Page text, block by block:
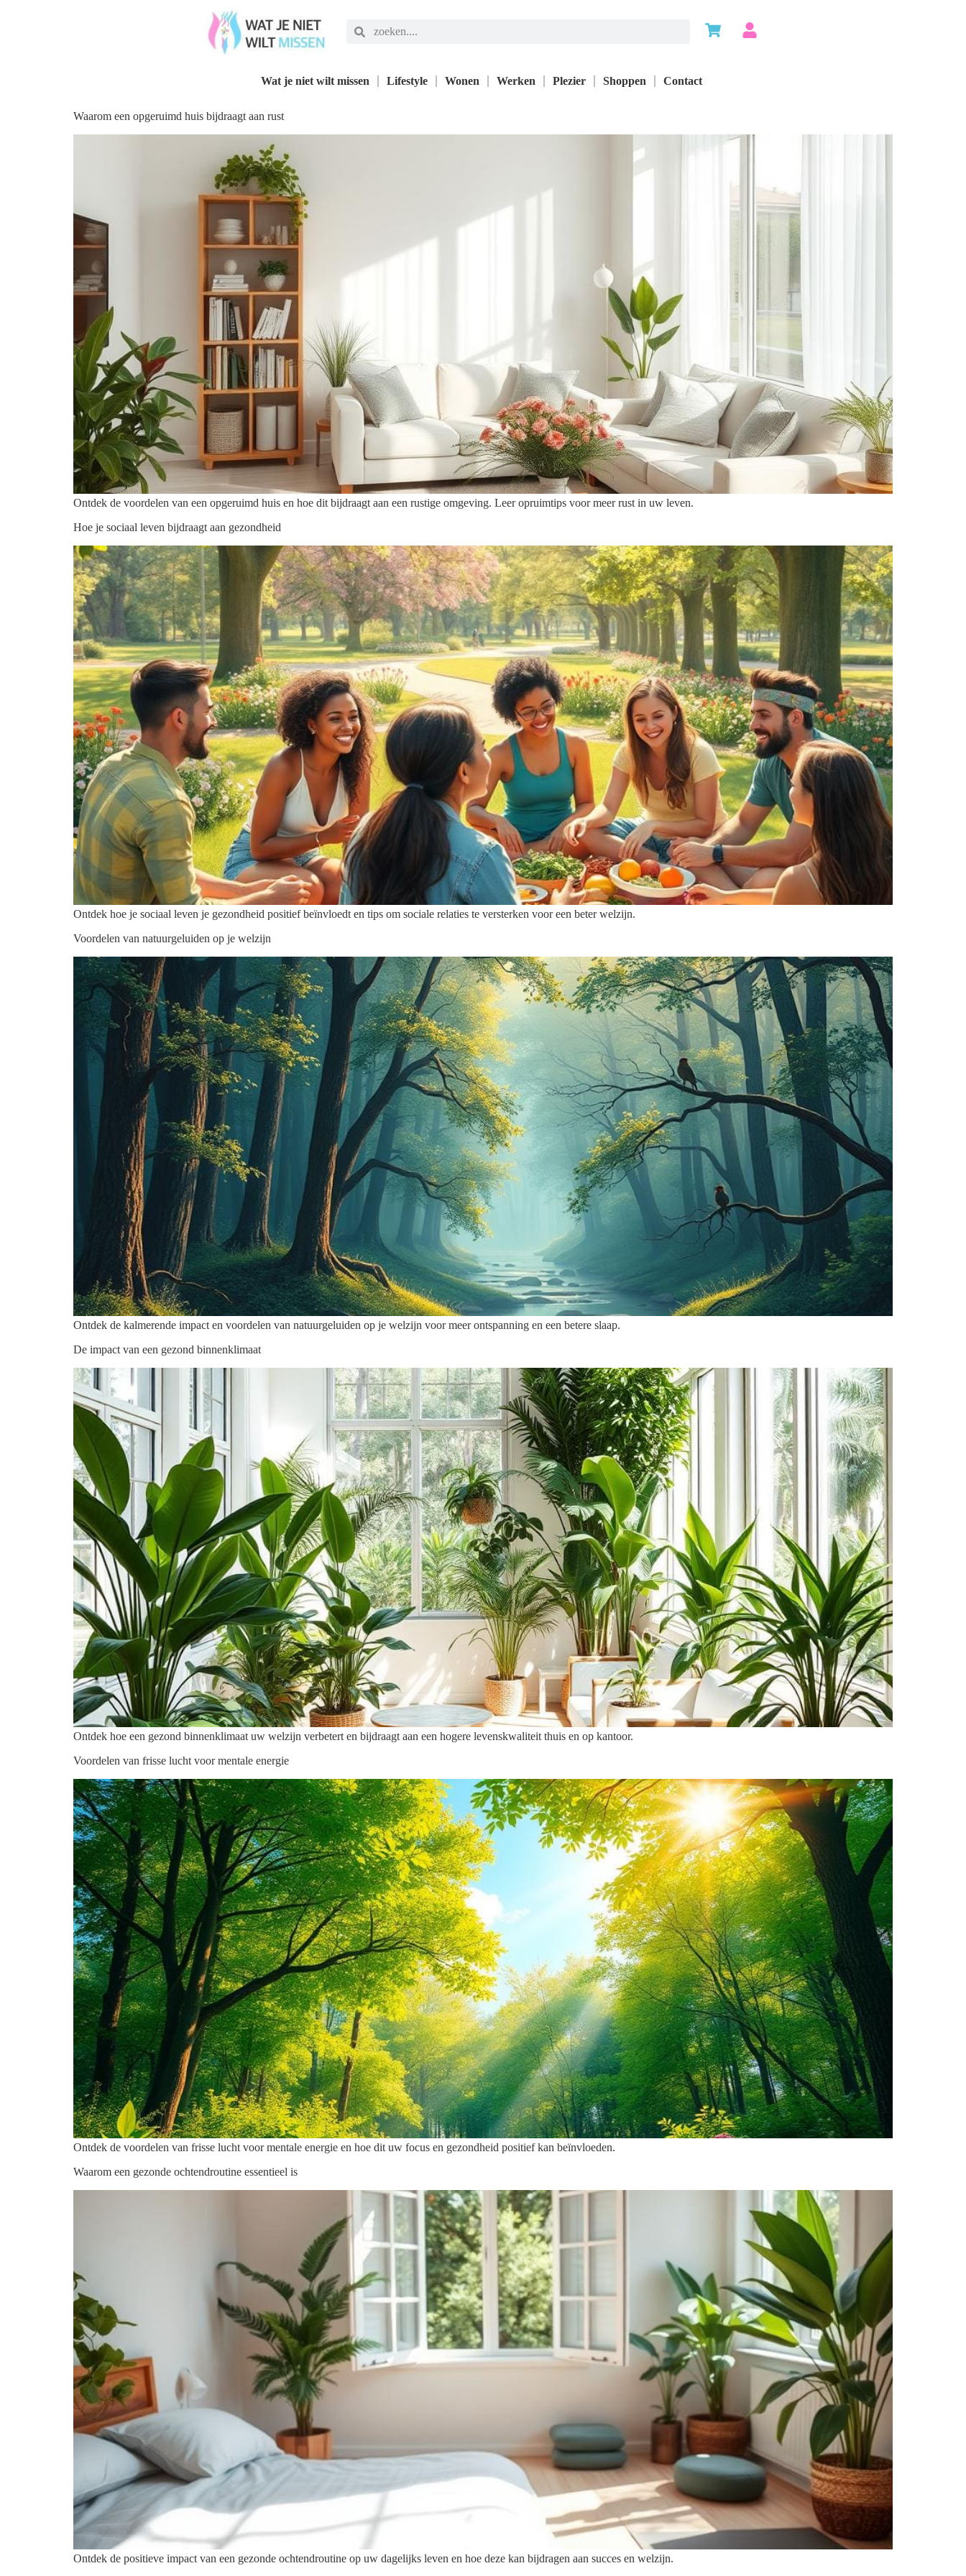
Wat je niet wilt missen Lifestyle Wonen Werken Plezier Shoppen Contact
Waarom een opgeruimd huis bijdraagt aan rust
Ontdek de voordelen van een opgeruimd huis en hoe dit bijdraagt aan een rustige omgeving. Leer opruimtips voor meer rust in uw leven.
Hoe je sociaal leven bijdraagt aan gezondheid
Ontdek hoe je sociaal leven je gezondheid positief beïnvloedt en tips om sociale relaties te versterken voor een beter welzijn.
Voordelen van natuurgeluiden op je welzijn
Ontdek de kalmerende impact en voordelen van natuurgeluiden op je welzijn voor meer ontspanning en een betere slaap.
De impact van een gezond binnenklimaat
Ontdek hoe een gezond binnenklimaat uw welzijn verbetert en bijdraagt aan een hogere levenskwaliteit thuis en op kantoor.
Voordelen van frisse lucht voor mentale energie
Ontdek de voordelen van frisse lucht voor mentale energie en hoe dit uw focus en gezondheid positief kan beïnvloeden.
Waarom een gezonde ochtendroutine essentieel is
Ontdek de positieve impact van een gezonde ochtendroutine op uw dagelijks leven en hoe deze kan bijdragen aan succes en welzijn.